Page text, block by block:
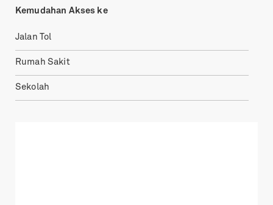
Kemudahan Akses ke
Jalan Tol
Rumah Sakit
Sekolah